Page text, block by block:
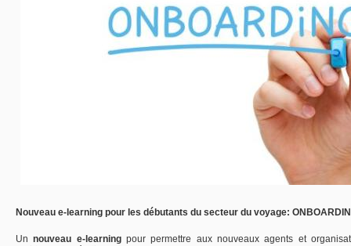
Nouveau e-learning pour les débutants du secteur du voyage:
Unnouveau e-learning pourpermettre auxnouveauxagents et